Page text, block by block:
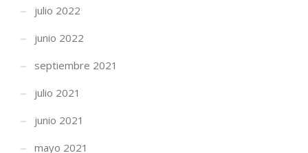
julio 2022
junio 2022
septiembre 2021
julio 2021
junio 2021
mayo 2021